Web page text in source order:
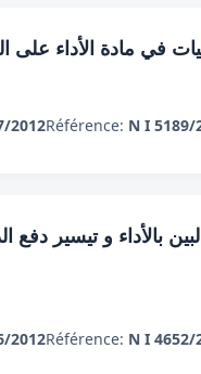
في مادة الأداء على
2012Référence: N I 5189/
و تيسير دفع
2012Référence: N I 4652/